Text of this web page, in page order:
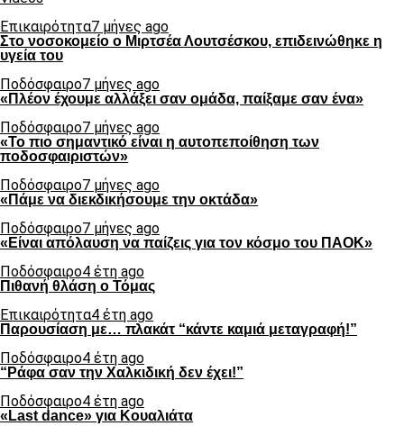
Επικαιρότητα7 μήνες ago
Στο νοσοκομείο ο Μιρτσέα Λουτσέσκου, επιδεινώθηκε η
υγεία του
Ποδόσφαιρο7 μήνες ago
«Πλέον έχουμε αλλάξει σαν ομάδα, παίξαμε σαν ένα»
Ποδόσφαιρο7 μήνες ago
«Το πιο σημαντικό είναι η αυτοπεποίθηση των
ποδοσφαιριστών»
Ποδόσφαιρο7 μήνες ago
«Πάμε να διεκδικήσουμε την οκτάδα»
Ποδόσφαιρο7 μήνες ago
«Είναι απόλαυση να παίζεις για τον κόσμο του ΠΑΟΚ»
Ποδόσφαιρο4 έτη ago
Πιθανή θλάση ο Τόμας
Επικαιρότητα4 έτη ago
Παρουσίαση με… πλακάτ “κάντε καμιά μεταγραφή!”
Ποδόσφαιρο4 έτη ago
“Ράφα σαν την Χαλκιδική δεν έχει!”
Ποδόσφαιρο4 έτη ago
«Last dance» για Κουαλιάτα